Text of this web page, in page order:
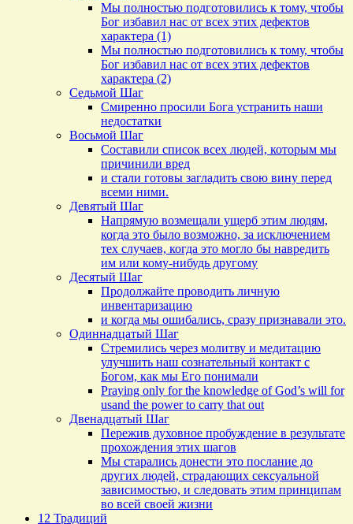
Мы полностью подготовились к тому, чтобы
Бог избавил нас от всех этих дефектов
характера (1)
Мы полностью подготовились к тому, чтобы
Бог избавил нас от всех этих дефектов
характера (2)
Седьмой Шаг
Смиренно просили Бога устранить наши
недостатки
Восьмой Шаг
Составили список всех людей, которым мы
причинили вред
и стали готовы загладить свою вину перед
всеми ними.
Девятый Шаг
Напрямую возмещали ущерб этим людям,
когда это было возможно, за исключением
тех случаев, когда это могло бы навредить
им или кому-нибудь другому
Десятый Шаг
Продолжайте проводить личную
инвентаризацию
и когда мы ошибались, сразу признавали это.
Одиннадцатый Шаг
Стремились через молитву и медитацию
улучшить наш сознательный контакт с
Богом, как мы Его понимали
Praying only for the knowledge of God’s will for
usand the power to carry that out
Двенадцатый Шаг
Пережив духовное пробуждение в результате
прохождения этих шагов
Мы старались донести это послание до
других людей, страдающих сексуальной
зависимостью, и следовать этим принципам
во всей своей жизни
12 Традиций